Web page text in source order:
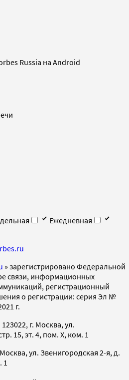
Russia на Android
Ежедневная
» зарегистрировано Федеральной
связи, информационных
регистрационный
о регистрации: серия Эл №
г.
г. Москва, ул.
15, эт. 4, пом. X, ком. 1
ул. Звенигородская 2-я, д.
1